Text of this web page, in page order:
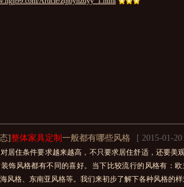
]整体家具定制 一般都有哪些风格 [ 2015-01-
居住条件要求越来越高，不只要求居住舒适，还要美
饰风格都有不同的喜好。当下比较流行的风格有：
风格、东南亚风格等。我们来初步了解下各种风格的样